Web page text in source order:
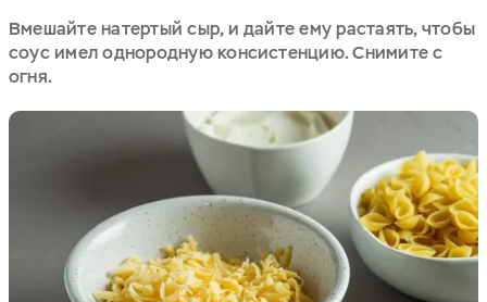
Вмешайте натертый сыр, и дайте ему растаять, чтобы
соус имел однородную консистенцию. Снимите с
огня.